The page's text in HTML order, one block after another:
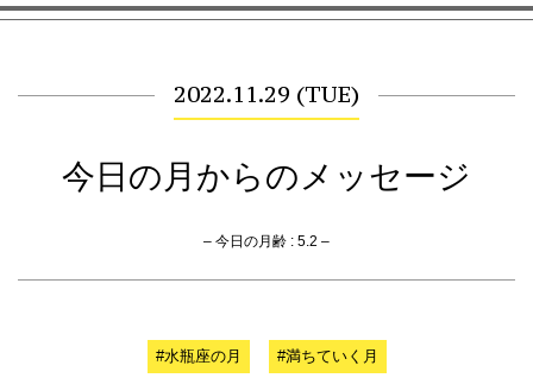
2022.11.29 (TUE)
今日の月からのメッセージ
– 今日の月齢 : 5.2 –
#水瓶座の月 #満ちていく月